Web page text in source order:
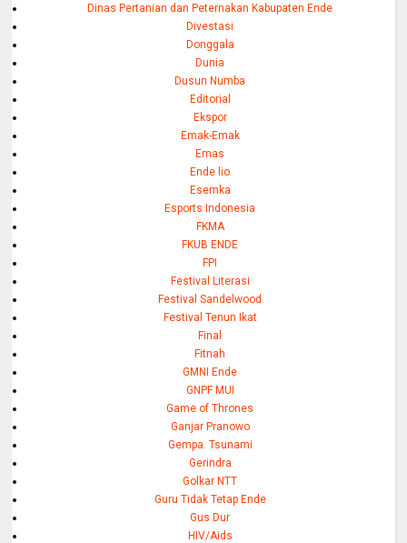
Dinas Pertanian dan Peternakan Kabupaten Ende
Divestasi
Donggala
Dunia
Dusun Numba
Editorial
Ekspor
Emak-Emak
Emas
Ende lio
Esemka
Esports Indonesia
FKMA
FKUB ENDE
FPI
Festival Literasi
Festival Sandelwood
Festival Tenun Ikat
Final
Fitnah
GMNI Ende
GNPF MUI
Game of Thrones
Ganjar Pranowo
Gempa. Tsunami
Gerindra
Golkar NTT
Guru Tidak Tetap Ende
Gus Dur
HIV/Aids